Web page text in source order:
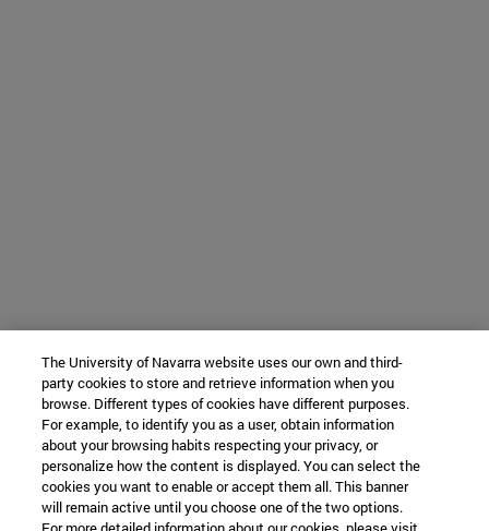
The University of Navarra website uses our own and third-
party cookies to store and retrieve information when you
browse. Different types of cookies have different purposes.
For example, to identify you as a user, obtain information
about your browsing habits respecting your privacy, or
personalize how the content is displayed. You can select the
cookies you want to enable or accept them all. This banner
will remain active until you choose one of the two options.